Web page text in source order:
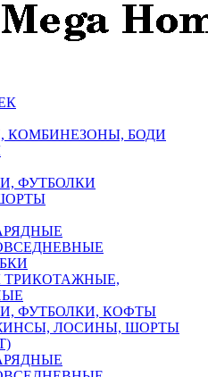
КОМБИНЕЗОНЫ, БОДИ
ФУТБОЛКИ
ФУТБОЛКИ, КОФТЫ
ЛОСИНЫ, ШОРТЫ